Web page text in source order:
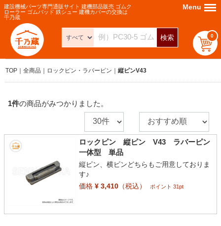
建設機械パーツ専門通販サイト 建機部品販売 ゴムク
ローラー ゴムパッド 鉄シュー 建機カバーの交換は
千乃蔵
検索 0
Menu Menu
TOP 全商品 ロックピン・ラバーピン 縦ピンV43
1件の商品がみつかりました。
ロックピン 縦ピン V43 ラバーピン
一体型 単品
縦ピン、横ピンどちらもご用意しておりま
す♪
価格¥ 3,410（税込） ポイント 31pt